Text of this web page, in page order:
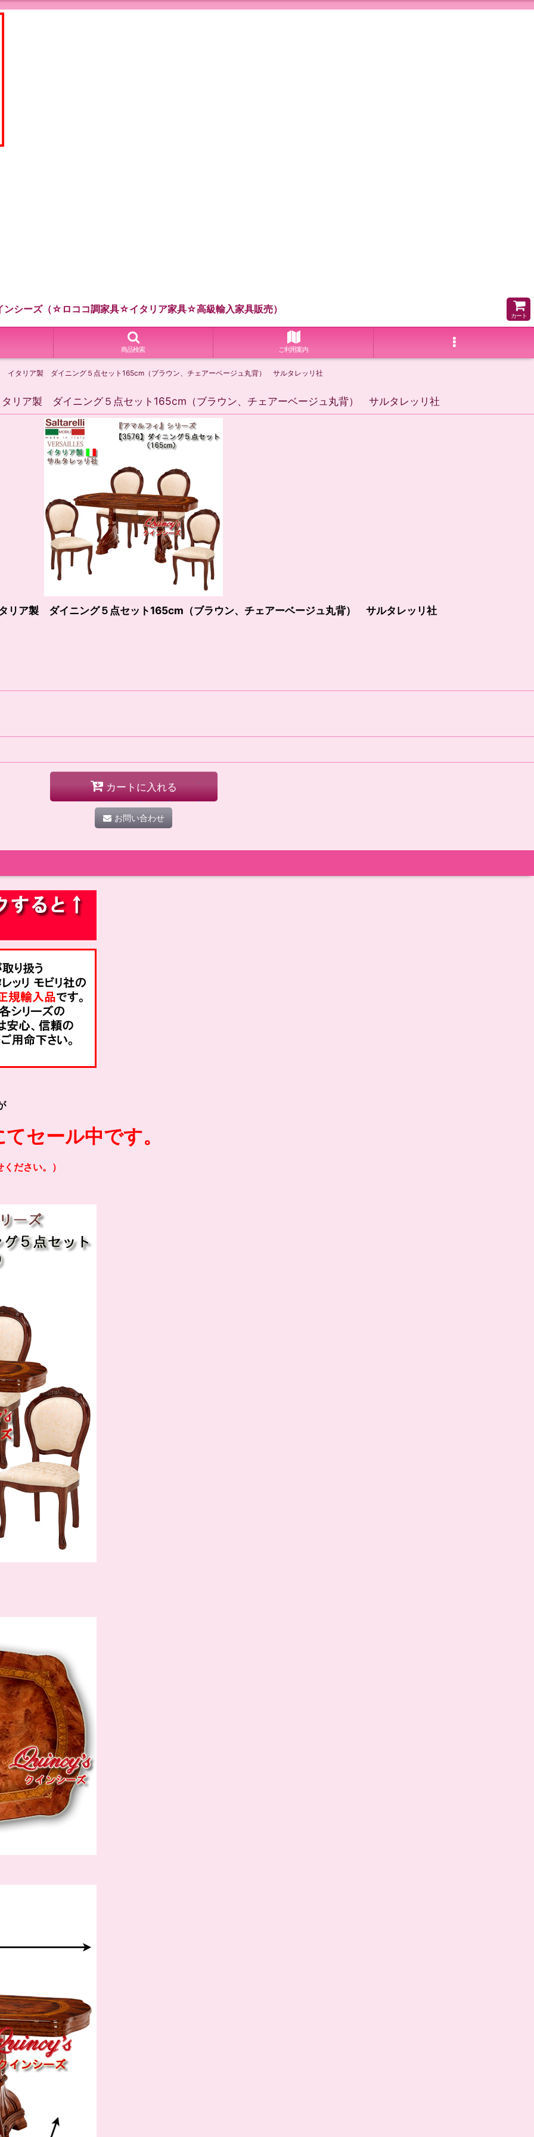
ンシーズ（☆ロココ調家具☆イタリア家具☆高級輸入家具販売）
カート
商品検索 ご利用案内
タリア製 ダイニング５点セット165cm（ブラウン、チェアーベージュ丸背） サルタレッリ社
ア製 ダイニング５点セット165cm（ブラウン、チェアーベージュ丸背） サルタレッリ社
ア製 ダイニング５点セット165cm（ブラウン、チェアーベージュ丸背） サルタレッリ社
カートに入れる
お問い合わせ
セール中です。
ださい。）